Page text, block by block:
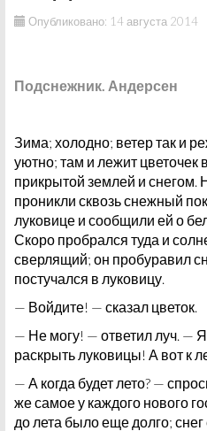
Опубликовано: 14 августа 2014
Подснежник. Андерсен
Зима; холодно; ветер так и
уютно; там и лежит цветочек
прикрытой землей и снегом.
проникли сквозь снежный
луковице и сообщили ей о
Скоро пробрался туда и
сверлящий; он пробуравил
постучался в луковицу.
— Войдите! — сказал цветок.
— Не могу! — ответил луч. —
раскрыть луковицы! А вот к
— А когда будет лето? —
же самое у каждого нового
до лета было еще долго;